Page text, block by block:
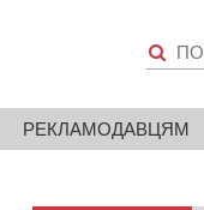
РЕКЛАМОДАВЦЯМ